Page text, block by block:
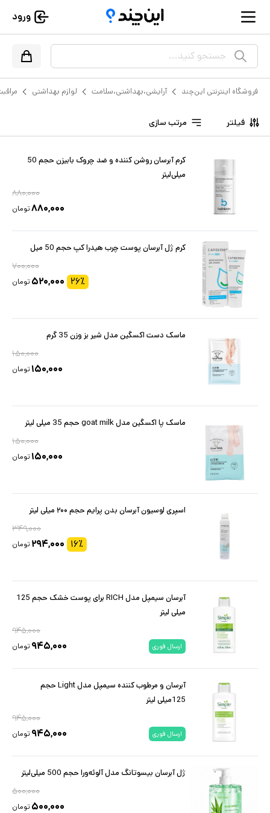
ورود
جستجو کنید...
فروشگاه اینترنتی این‌چند آرایشی،بهداشتی،سلامت لوازم بهداشتی
فیلتر مرتب سازی
کرم آبرسان روشن کننده و ضد چروک بابیزن حجم 50
میلی‌لیتر
۸۸۰,۰۰۰
۸۸۰,۰۰۰تومان
کرم ژل آبرسان پوست چرب هیدرا کپ حجم 50 میل
۷۰۰,۰۰۰
۲۶٪ ۵۲۰,۰۰۰ تومان
ماسک دست اکسگین مدل شیر بز وزن 35 گرم
۱۵۰,۰۰۰
۱۵۰,۰۰۰ تومان
ماسک پا اکسگین مدل goat milk حجم 35 میلی لیتر
۱۵۰,۰۰۰
۱۵۰,۰۰۰ تومان
اسپری لوسیون آبرسان بدن پرایم حجم ۲۰۰ میلی لیتر
۳۴۹,۰۰۰
۱۶٪ ۲۹۴,۰۰۰ تومان
آبرسان سیمپل مدل RICH برای پوست خشک حجم 125
میلی لیتر
۹۴۵,۰۰۰
ارسال فوری ۹۴۵,۰۰۰ تومان
آبرسان و مرطوب کننده سیمپل مدل Light حجم
125میلی لیتر
۹۴۵,۰۰۰
ارسال فوری ۹۴۵,۰۰۰ تومان
ژل آبرسان بیسوتانگ مدل آلوئه‌ورا حجم 500 میلی‌لیتر
۵۰۰,۰۰۰
۵۰۰,۰۰۰ تومان